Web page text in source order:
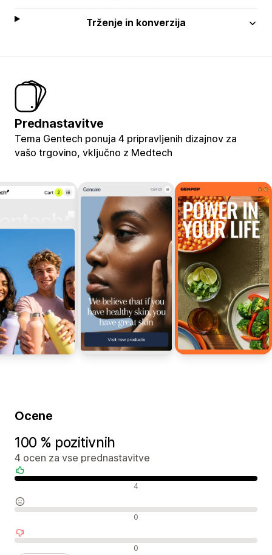
Trženje in konverzija
Prednastavitve
Tema Gentech ponuja 4 pripravljenih dizajnov za
vašo trgovino, vključno z Medtech
Ocene
100 % pozitivnih
4 ocen za vse prednastavitve
4
0
0